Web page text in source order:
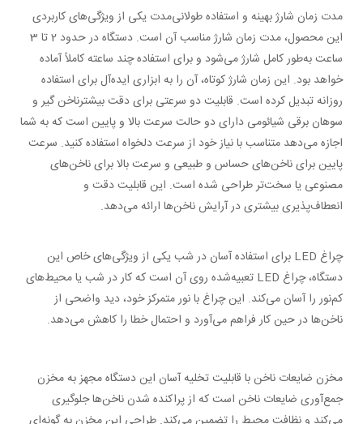
مدت زمان شارژ بهینه و استفاده طولانی‌مدت یکی از ویژگی‌های کاربردی
این محصول، مدت زمان شارژ مناسب آن است. دستگاه در حدود 2 تا 3
ساعت به‌طور کامل شارژ می‌شود و برای استفاده چند ساعته کاملاً آماده
خواهد بود. این زمان شارژ کوتاه، آن را به ابزاری ایده‌آل برای استفاده
روزانه تبدیل کرده است. قابلیت دو سرعتی برای دقت بیشترناخن گیر و
سوهان برقی شیائومی دارای دو حالت سرعت بالا و پایین است که به شما
اجازه می‌دهد متناسب با نیاز خود از سرعت دلخواه استفاده کنید. سرعت
پایین برای ناخن‌های حساس و طبیعی و سرعت بالابرای ناخن‌های
مصنوعی یا سخت‌تر طراحی شده است. این قابلیت دقت و
انعطاف‌پذیری بیشتری در آرایش ناخن‌ها ارائه می‌دهد.
چراغ LED برای استفاده آسان در شب یکی از ویژگی‌های خاص این
دستگاه، چراغ LED تعبیه‌شده روی آن است که کار در شب یا محیط‌های
کم‌نور را آسان می‌کند. این چراغ با نور متمرکز خود، دید واضحی از
ناخن‌ها در حین کار فراهم می‌آورد و احتمال خطا را کاهش می‌دهد.
مخزن ضایعات ناخن با قابلیت تخلیه آسان این دستگاه مجهز به مخزن
جمع‌آوری ضایعات ناخن است که از پراکنده شدن ناخن‌ها جلوگیری